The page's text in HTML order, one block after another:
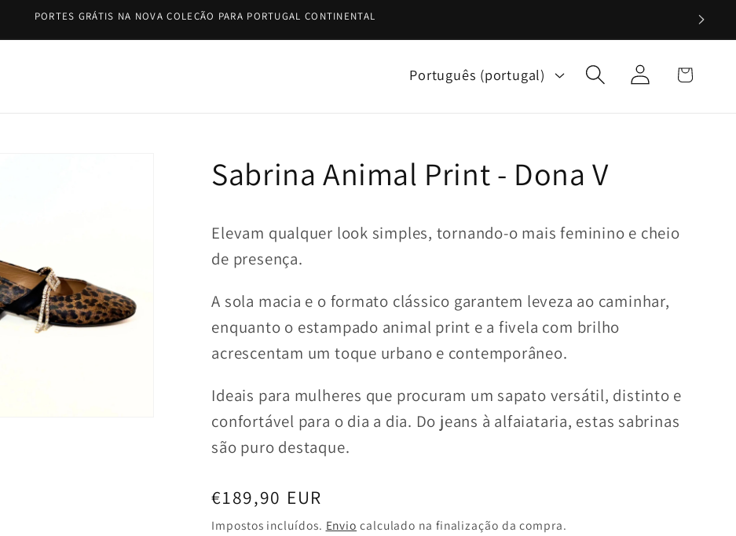
BEM-VINDA À NOSSA LOJA!
m
a
Português (portugal)
Iniciar
sessão
Carrinho
Sabrina Animal Print - Dona V
Elevam qualquer look simples, tornando-o mais feminino e cheio
de presença.
A sola macia e o formato clássico garantem leveza ao caminhar,
enquanto o estampado animal print e a fivela com brilho
acrescentam um toque urbano e contemporâneo.
Ideais para mulheres que procuram um sapato versátil, distinto e
confortável para o dia a dia. Do jeans à alfaiataria, estas sabrinas
são puro destaque.
Preço
normal
€189,90 EUR
Impostos incluídos. Envio calculado na finalização da compra.